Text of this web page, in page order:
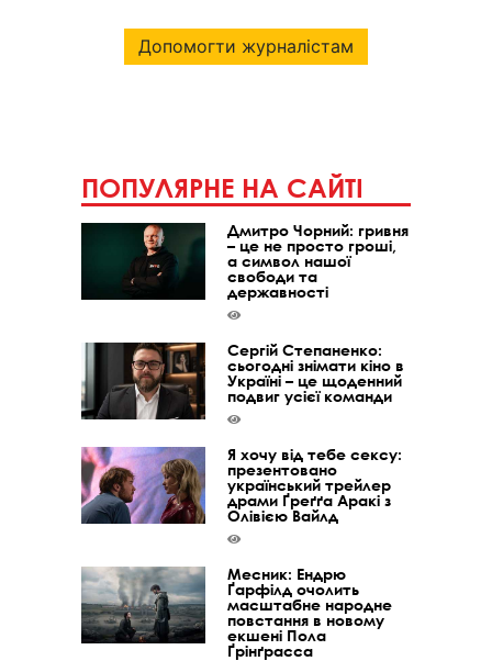
Допомогти журналістам
ПОПУЛЯРНЕ НА САЙТІ
Дмитро Чорний: гривня
– це не просто гроші,
а символ нашої
свободи та
державності
Сергій Степаненко:
сьогодні знімати кіно в
Україні – це щоденний
подвиг усієї команди
Я хочу від тебе сексу:
презентовано
український трейлер
драми Ґреґґа Аракі з
Олівією Вайлд
Месник: Ендрю
Ґарфілд очолить
масштабне народне
повстання в новому
екшені Пола
Ґрінґрасса